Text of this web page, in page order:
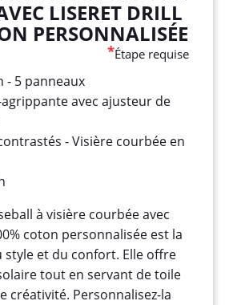
LISERET DRILL
PERSONNALISÉE
*Étape requise
- 5 panneaux
avec ajusteur de
- Visière courbée en
à visière courbée avec
coton personnalisée est la
style et du confort. Elle offre
tout en servant de toile
créativité. Personnalisez-la